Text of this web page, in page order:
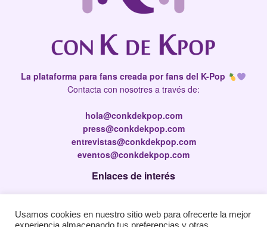
La plataforma para fans creada por fans del K-Pop
Contacta con nosotres a través de:
hola@conkdekpop.com
press@conkdekpop.com
entrevistas@conkdekpop.com
eventos@conkdekpop.com
Enlaces de interés
Política de privacidad
Usamos cookies en nuestro sitio web para ofrecerte la mejor